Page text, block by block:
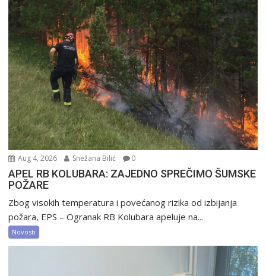
Aug 4, 2026 Snežana Bilić 0
APEL RB KOLUBARA: ZAJEDNO SPREČIMO ŠUMSKE
POŽARE
Zbog visokih temperatura i povećanog rizika od izbijanja
požara, EPS – Ogranak RB Kolubara apeluje na...
Novosti